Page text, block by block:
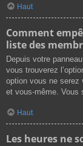
Haut
Comment
liste des
Depuis votre
vous trouverez
option vous ne serez
et vous-même. Vous
Haut
Les heures ne